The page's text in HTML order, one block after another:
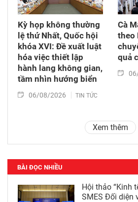
Kỳ họp không thường
lệ thứ Nhất, Quốc hội
khóa XVI: Đề xuất luật
hóa việc thiết lập
hành lang không gian,
tầm nhìn hướng biển
06/08/2026 TIN TỨC
Cà
theo
quả
Xem thêm
BÀI ĐỌC NHIỀU
Hội thảo “Kinh
SMES Đối diện